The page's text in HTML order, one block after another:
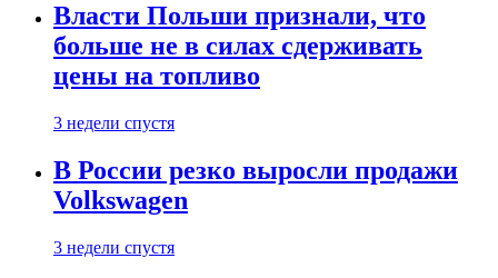
Власти Польши признали, что
больше не в силах сдерживать
цены на топливо
3 недели спустя
В России резко выросли продажи
Volkswagen
3 недели спустя